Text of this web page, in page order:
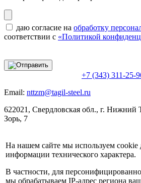
даю согласие на обработку
соответствии с «Политикой
+7 (343) 311-25-
Email: nttzm@tagil-steel.ru
622021, Свердловская обл., г. Нижний
Зорь, 7
На нашем сайте мы используем cookie
информации технического характера.
В частности, для
мы обрабатываем IP-адрес региона